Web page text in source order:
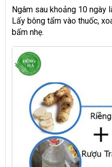
Ngâm sau khoảng 10 ngày
Lấy bông tẩm vào thuốc,
bấm nhẹ.